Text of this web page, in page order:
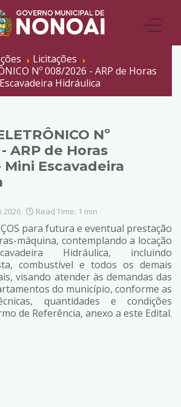
Licitações
Nº 008/2026 - ARP de Horas
Hidráulica
Nº
ARP de Horas
Mini Escavadeira
2026 Read Time: 1 min
para futura e eventual prestação
máquina, contemplando a locação
Hidráulica, incluindo
combustível e todos os demais
visando atender às demandas das
do município, conforme as
quantidades e condições
de Referência, anexo a este Edital.